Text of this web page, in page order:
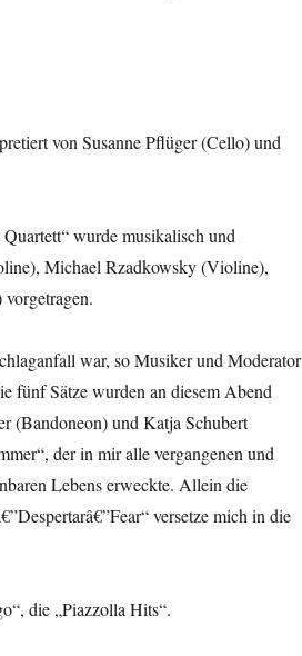
von Susanne Pflüger (Cello) und
wurde musikalisch und
Michael Rzadkowsky (Violine),
war, so Musiker und Moderator
fünf Sätze wurden an diesem Abend
(Bandoneon) und Katja Schubert
der in mir alle vergangenen und
Lebens erweckte. Allein die
versetze mich in die
die „Piazzolla Hits“.